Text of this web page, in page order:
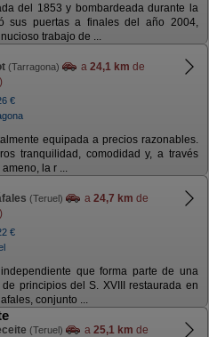
del 1853 y bombardeada durante la
sus puertas a finales del año 2004,
trabajo de ...
(Tarragona) a 24,1 km de
€
equipada a precios razonables.
tranquilidad, comodidad y, a través
la r ...
(Teruel) a 24,7 km de
€
que forma parte de una
principios del S. XVIII restaurada en
conjunto ...
(Teruel) a 25,1 km de